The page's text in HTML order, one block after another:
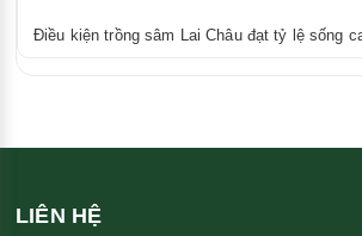
Điều kiện trồng sâm Lai Châu đạt tỷ lệ sống
LIÊN HỆ